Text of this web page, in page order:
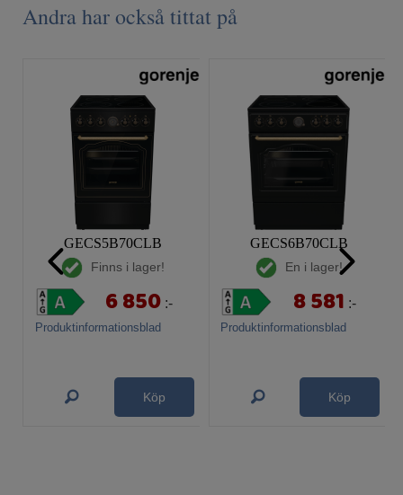
Andra har också tittat på
GECS5B70CLB
Finns i lager!
Produktinformationsblad
6 850 :-
Köp
GECS6B70CLB
En i lager!
Produktinformationsblad
8 581 :-
Köp